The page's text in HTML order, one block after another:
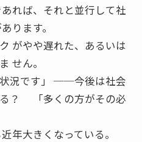
れば、それと並行して社
ります。
がやや遅れた、あるいは
せん。
況です」 ──今後は社会
？ 「多くの方がその必
年大きくなっている。